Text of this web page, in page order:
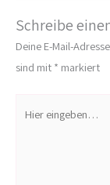
Schreibe
Deine E-Mail-
sind mit * markiert
eingeben…